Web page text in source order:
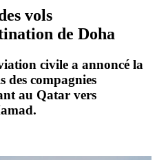
vols
de Doha
civile a annoncé la
des compagnies
au Qatar vers